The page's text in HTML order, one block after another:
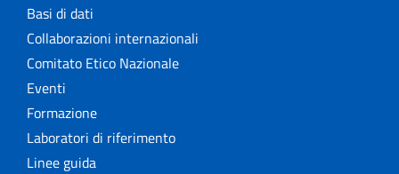
Basi di dati
Collaborazioni internazionali
Comitato Etico Nazionale
Eventi
Formazione
Laboratori di riferimento
Linee guida